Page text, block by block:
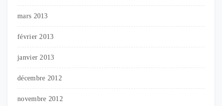
mars 2013
février 2013
janvier 2013
décembre 2012
novembre 2012